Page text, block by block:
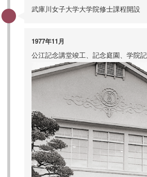
武庫川女子大学大学院修士課程開設
1977年11月
公江記念講堂竣工、記念庭園、学院